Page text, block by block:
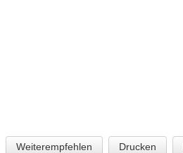
Weiterempfehlen Drucken